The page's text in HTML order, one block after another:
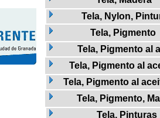
Tela, Nylon,
Tela, Pigmento
Tela, Pigmento al
Tela, Pigmento al
Tela, Pigmento al
Tela, Pigmento,
Tela, Pinturas